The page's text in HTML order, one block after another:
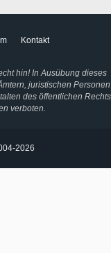
Kontakt
hin! In Ausübung dieses
juristischen Personen
des öffentlichen Rechts
verboten.
2026